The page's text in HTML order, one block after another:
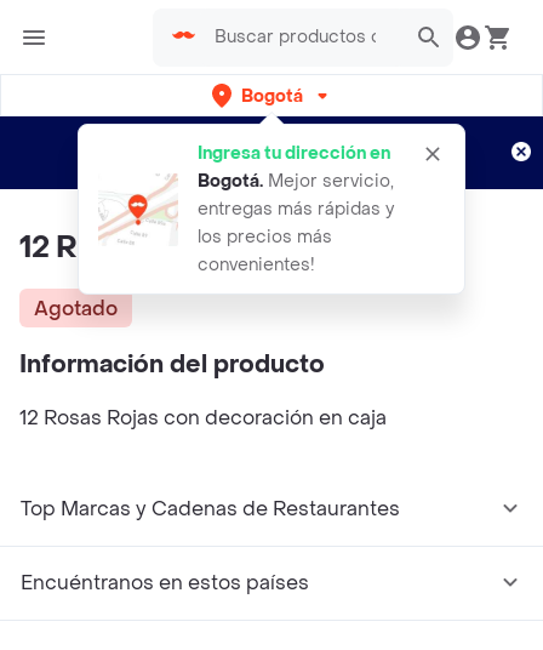
Bogotá
Ingresa tu dirección en
Bogotá. Mejor servicio,
entregas más rápidas y
los precios más
convenientes!
envíos gratis por semanas
Aplican TyC
12 Rosas Rojas En Caja
Agotado
Información del producto
12 Rosas Rojas con decoración en caja
Top Marcas y Cadenas de Restaurantes
Encuéntranos en estos países